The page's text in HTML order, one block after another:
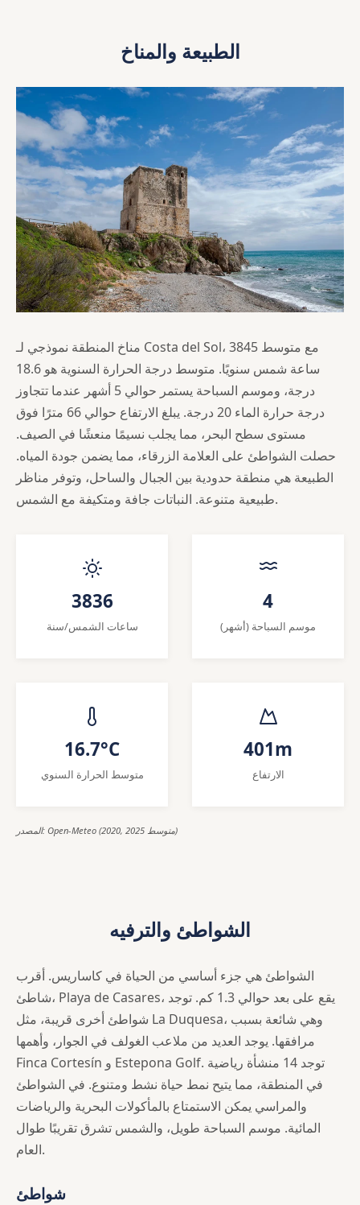
الطبيعة والمناخ
مناخ المنطقة نموذجي لـ Costa del Sol، مع متوسط 3845
ساعة شمس سنويًا. متوسط درجة الحرارة السنوية هو 18.6
درجة، وموسم السباحة يستمر حوالي 5 أشهر عندما تتجاوز
درجة حرارة الماء 20 درجة. يبلغ الارتفاع حوالي 66 مترًا فوق
مستوى سطح البحر، مما يجلب نسيمًا منعشًا في الصيف.
حصلت الشواطئ على العلامة الزرقاء، مما يضمن جودة المياه.
الطبيعة هي منطقة حدودية بين الجبال والساحل، وتوفر مناظر
طبيعية متنوعة. النباتات جافة ومتكيفة مع الشمس.
3836
ساعات الشمس/سنة
4
موسم السباحة (أشهر)
16.7°C
متوسط الحرارة السنوي
401m
الارتفاع
المصدر: Open-Meteo (2020, 2025 متوسط)
الشواطئ والترفيه
الشواطئ هي جزء أساسي من الحياة في كاساريس. أقرب
شاطئ، Playa de Casares، يقع على بعد حوالي 1.3 كم. توجد
شواطئ أخرى قريبة، مثل La Duquesa، وهي شائعة بسبب
مرافقها. يوجد العديد من ملاعب الغولف في الجوار، وأهمها
Finca Cortesín و Estepona Golf. توجد 14 منشأة رياضية
في المنطقة، مما يتيح نمط حياة نشط ومتنوع. في الشواطئ
والمراسي يمكن الاستمتاع بالمأكولات البحرية والرياضات
المائية. موسم السباحة طويل، والشمس تشرق تقريبًا طوال
العام.
شواطئ